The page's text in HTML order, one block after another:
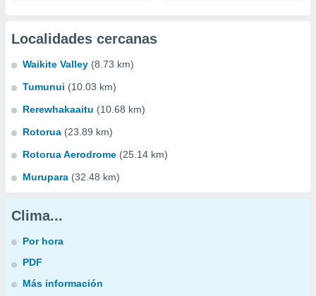
Localidades cercanas
Waikite Valley (8.73 km)
Tumunui (10.03 km)
Rerewhakaaitu (10.68 km)
Rotorua (23.89 km)
Rotorua Aerodrome (25.14 km)
Murupara (32.48 km)
Clima...
Por hora
PDF
Más información